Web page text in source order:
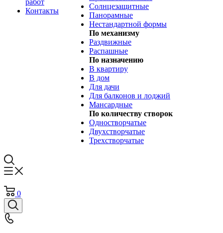
работ
Контакты
Солнцезащитные
Панорамные
Нестандартной формы
По механизму
Раздвижные
Распашные
По назначению
В квартиру
В дом
Для дачи
Для балконов и лоджий
Мансардные
По количеству створок
Одностворчатые
Двухстворчатые
Трехстворчатые
0